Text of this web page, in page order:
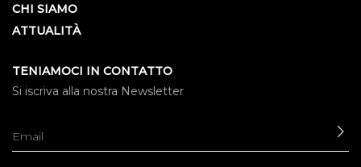
CHI SIAMO
ATTUALITÀ
TENIAMOCI IN CONTATTO
Si iscriva alla nostra Newsletter